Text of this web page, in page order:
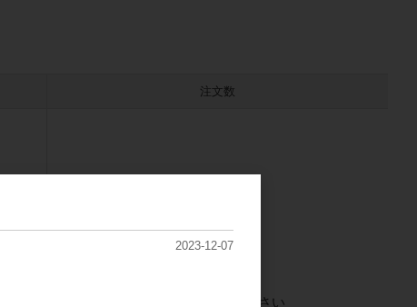
注文数
してください
2023-12-07